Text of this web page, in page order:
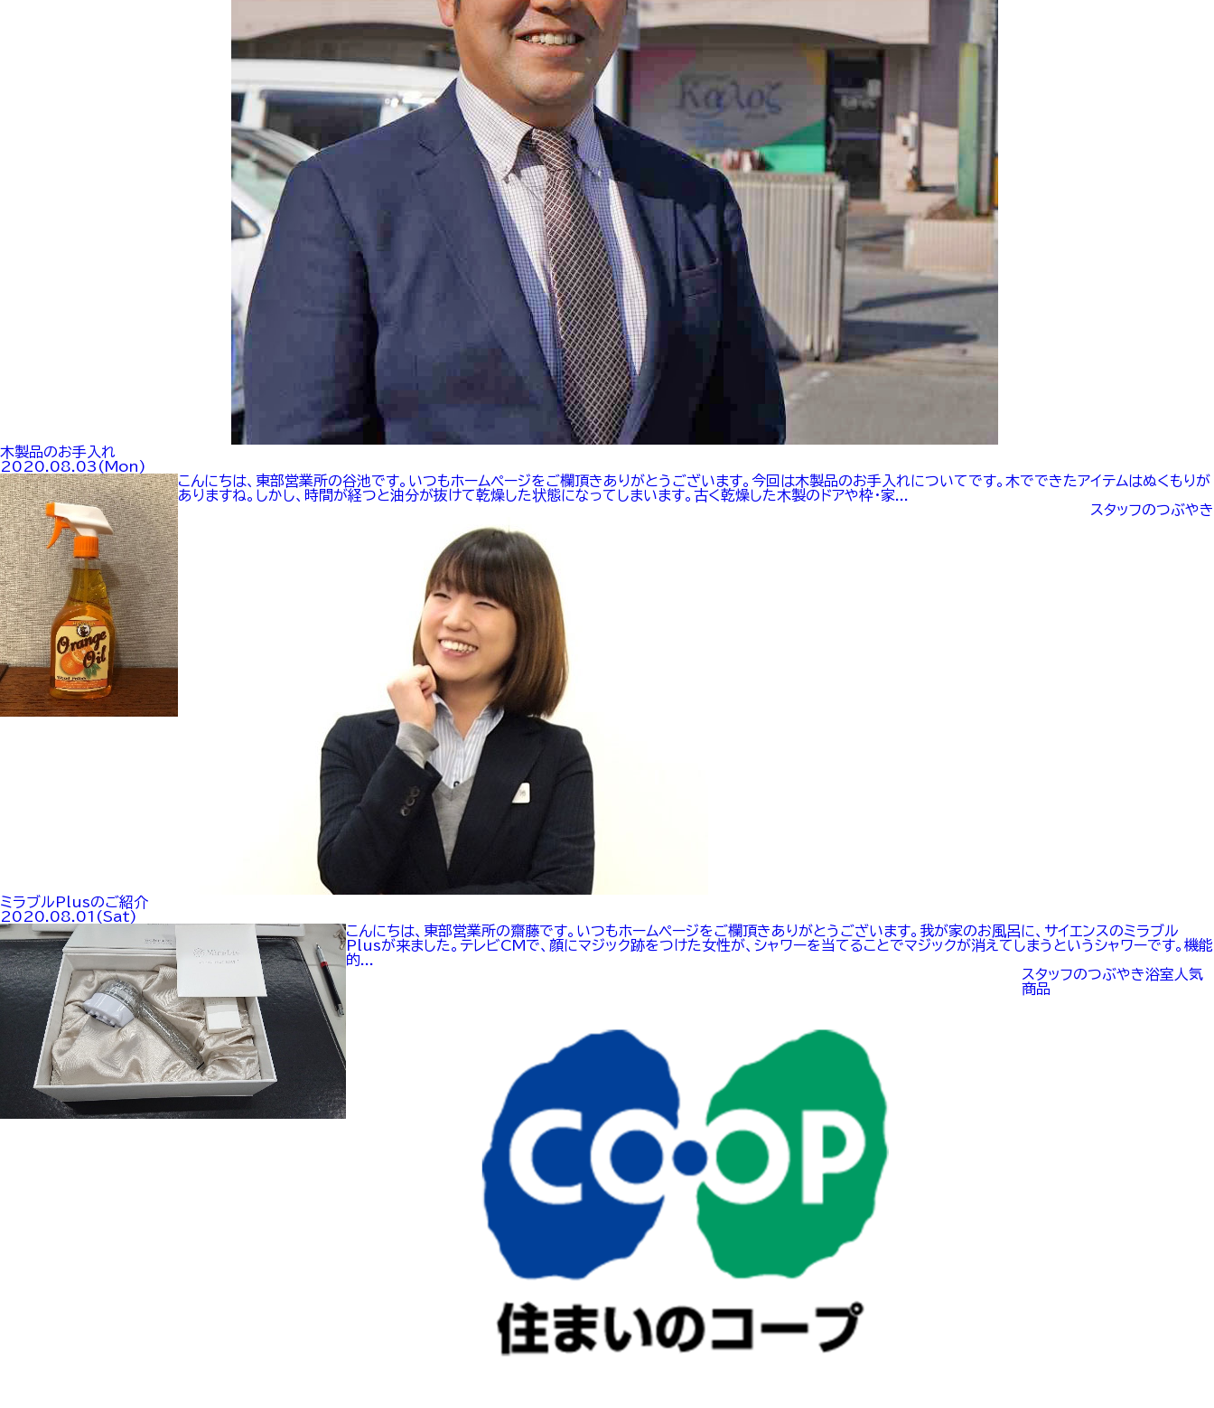
木製品のお手入れ
2020.08.03(Mon)
こんにちは、東部営業所の谷池です。いつもホームページをご欄頂きありがとうございます。今回は木製品のお手入れについてです。木でできたアイテムはぬくもりが
ありますね。しかし、時間が経つと油分が抜けて乾燥した状態になってしまいます。古く乾燥した木製のドアや枠・家...
スタッフのつぶやき
ミラブルPlusのご紹介
2020.08.01(Sat)
こんにちは、東部営業所の齋藤です。いつもホームページをご欄頂きありがとうございます。我が家のお風呂に、サイエンスのミラブル
Plusが来ました。テレビCMで、顔にマジック跡をつけた女性が、シャワーを当てることでマジックが消えてしまうというシャワーです。機能
的...
スタッフのつぶやき浴室 人気
商品